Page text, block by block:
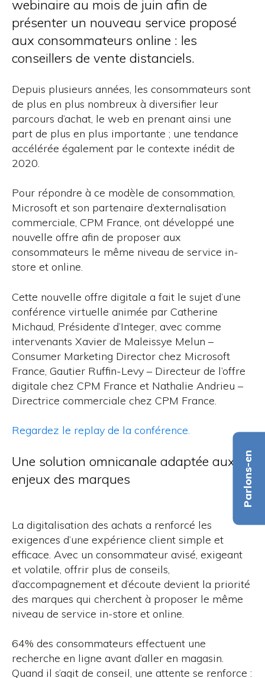
Parlons-en
webinaire au mois de juin afin de
présenter un nouveau service proposé
aux consommateurs online : les
conseillers de vente distanciels.
Depuis plusieurs années, les consommateurs sont
de plus en plus nombreux à diversifier leur
parcours d’achat, le web en prenant ainsi une
part de plus en plus importante ; une tendance
accélérée également par le contexte inédit de
2020.
Pour répondre à ce modèle de consommation,
Microsoft et son partenaire d’externalisation
commerciale, CPM France, ont développé une
nouvelle offre afin de proposer aux
consommateurs le même niveau de service in-
store et online.
Cette nouvelle offre digitale a fait le sujet d’une
conférence virtuelle animée par Catherine
Michaud, Présidente d’Integer, avec comme
intervenants Xavier de Maleissye Melun –
Consumer Marketing Director chez Microsoft
France, Gautier Ruffin-Levy – Directeur de l’offre
digitale chez CPM France et Nathalie Andrieu –
Directrice commerciale chez CPM France.
Regardez le replay de la conférence.
Une solution omnicanale adaptée aux
enjeux des marques
La digitalisation des achats a renforcé les
exigences d’une expérience client simple et
efficace. Avec un consommateur avisé, exigeant
et volatile, offrir plus de conseils,
d’accompagnement et d’écoute devient la priorité
des marques qui cherchent à proposer le même
niveau de service in-store et online.
64% des consommateurs effectuent une
recherche en ligne avant d’aller en magasin.
Quand il s’agit de conseil, une attente se renforce :